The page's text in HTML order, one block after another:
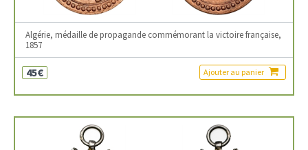
Algérie, médaille de propagande commémorant la victoire française,
1857
45€ Ajouter au panier